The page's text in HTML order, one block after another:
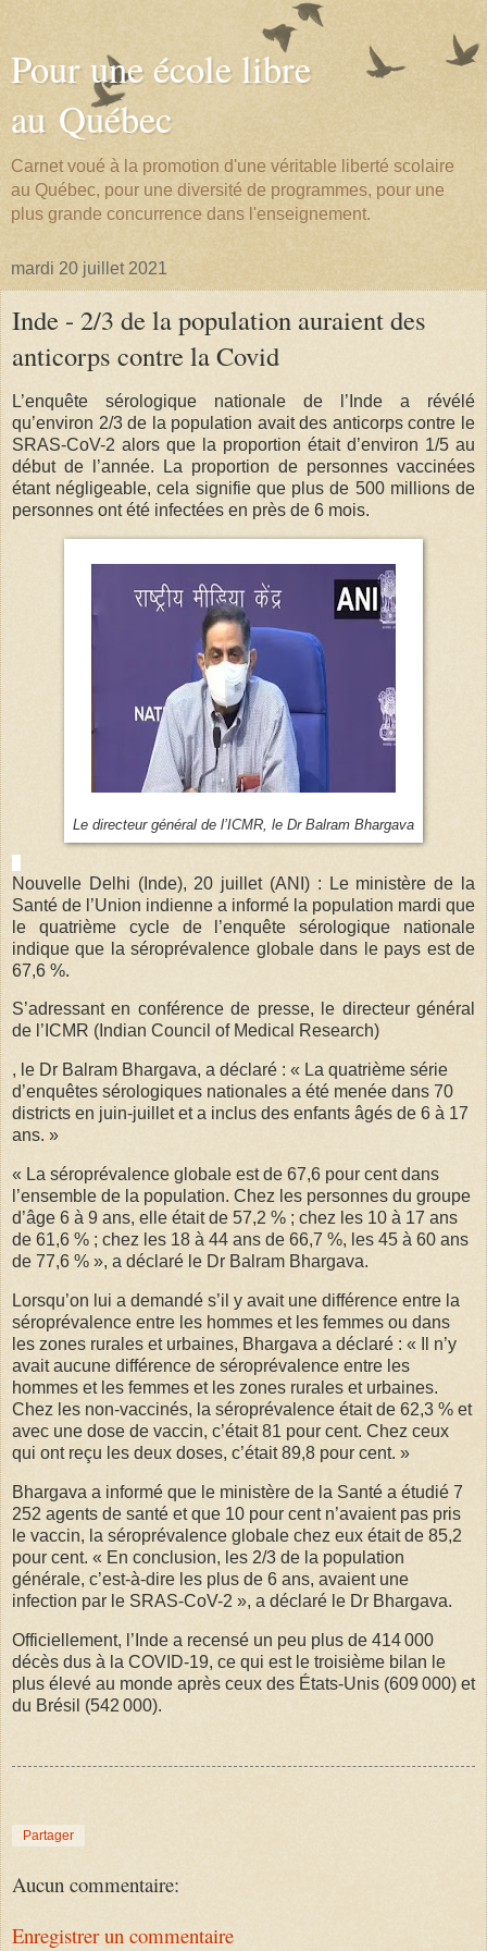
Pour une école libre
au Québec
Carnet voué à la promotion d'une véritable liberté scolaire
au Québec, pour une diversité de programmes, pour une
plus grande concurrence dans l'enseignement.
mardi 20 juillet 2021
Inde - 2/3 de la population auraient des
anticorps contre la Covid
L’enquête sérologique nationale de l’Inde a révélé
qu’environ 2/3 de la population avait des anticorps contre le
SRAS-CoV-2 alors que la proportion était d’environ 1/5 au
début de l’année. La proportion de personnes vaccinées
étant négligeable, cela signifie que plus de 500 millions de
personnes ont été infectées en près de 6 mois.
Le directeur général de l’ICMR, le Dr Balram Bhargava
Nouvelle Delhi (Inde), 20 juillet (ANI) : Le ministère de la
Santé de l’Union indienne a informé la population mardi que
le quatrième cycle de l’enquête sérologique nationale
indique que la séroprévalence globale dans le pays est de
67,6 %.
S’adressant en conférence de presse, le directeur général
de l’ICMR (Indian Council of Medical Research)
, le Dr Balram Bhargava, a déclaré : « La quatrième série
d’enquêtes sérologiques nationales a été menée dans 70
districts en juin-juillet et a inclus des enfants âgés de 6 à 17
ans. »
« La séroprévalence globale est de 67,6 pour cent dans
l’ensemble de la population. Chez les personnes du groupe
d’âge 6 à 9 ans, elle était de 57,2 % ; chez les 10 à 17 ans
de 61,6 % ; chez les 18 à 44 ans de 66,7 %, les 45 à 60 ans
de 77,6 % », a déclaré le Dr Balram Bhargava.
Lorsqu’on lui a demandé s’il y avait une différence entre la
séroprévalence entre les hommes et les femmes ou dans
les zones rurales et urbaines, Bhargava a déclaré : « Il n’y
avait aucune différence de séroprévalence entre les
hommes et les femmes et les zones rurales et urbaines.
Chez les non-vaccinés, la séroprévalence était de 62,3 % et
avec une dose de vaccin, c’était 81 pour cent. Chez ceux
qui ont reçu les deux doses, c’était 89,8 pour cent. »
Bhargava a informé que le ministère de la Santé a étudié 7
252 agents de santé et que 10 pour cent n’avaient pas pris
le vaccin, la séroprévalence globale chez eux était de 85,2
pour cent. « En conclusion, les 2/3 de la population
générale, c’est-à-dire les plus de 6 ans, avaient une
infection par le SRAS-CoV-2 », a déclaré le Dr Bhargava.
Officiellement, l’Inde a recensé un peu plus de 414 000
décès dus à la COVID-19, ce qui est le troisième bilan le
plus élevé au monde après ceux des États-Unis (609 000) et
du Brésil (542 000).
Partager
Aucun commentaire:
Enregistrer un commentaire